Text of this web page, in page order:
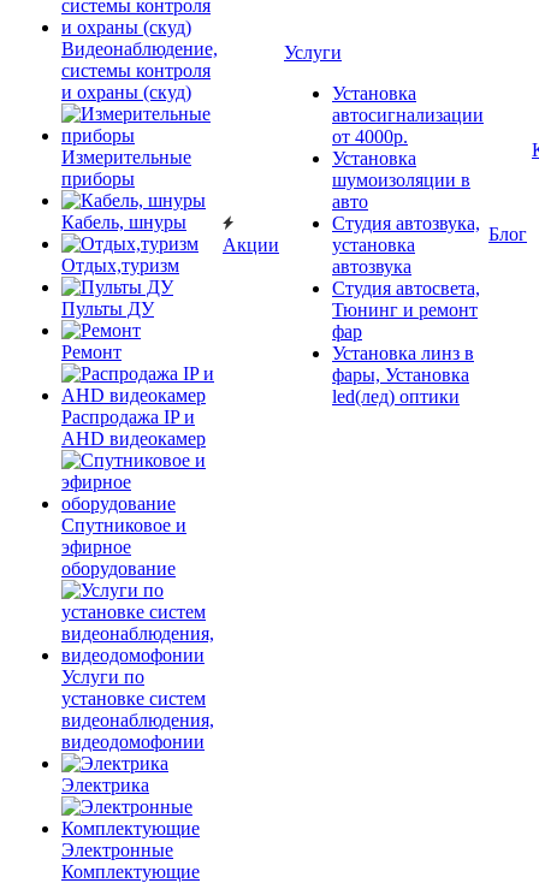
Видеонаблюдение,
системы контроля
и охраны (скуд)
Измерительные
приборы
Кабель, шнуры
Отдых,туризм
Пульты ДУ
Ремонт
Распродажа IP и
AHD видеокамер
Спутниковое и
эфирное
оборудование
Услуги по
установке систем
видеонаблюдения,
видеодомофонии
Электрика
Электронные
Комплектующие
Акции
Услуги
Установка
автосигнализации
от 4000р.
Установка
шумоизоляции в
авто
Студия автозвука,
установка
автозвука
Студия автосвета,
Тюнинг и ремонт
фар
Установка линз в
фары, Установка
led(лед) оптики
Блог